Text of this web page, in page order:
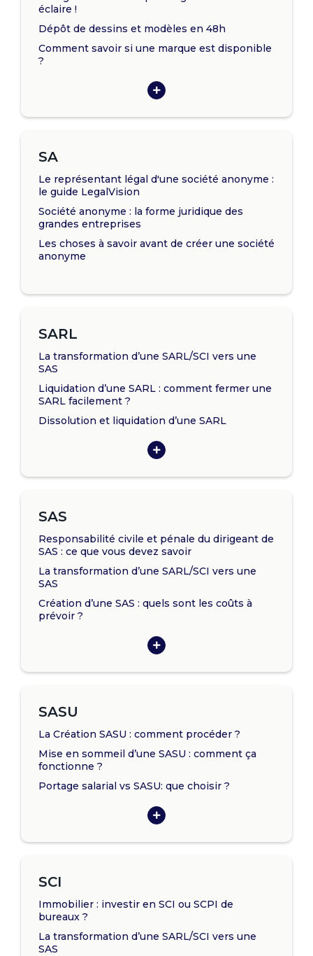
éclaire !
Dépôt de dessins et modèles en 48h
Comment savoir si une marque est disponible
?
SA
Le représentant légal d'une société anonyme :
le guide LegalVision
Société anonyme : la forme juridique des
grandes entreprises
Les choses à savoir avant de créer une société
anonyme
SARL
La transformation d’une SARL/SCI vers une
SAS
Liquidation d’une SARL : comment fermer une
SARL facilement ?
Dissolution et liquidation d’une SARL
SAS
Responsabilité civile et pénale du dirigeant de
SAS : ce que vous devez savoir
La transformation d’une SARL/SCI vers une
SAS
Création d’une SAS : quels sont les coûts à
prévoir ?
SASU
La Création SASU : comment procéder ?
Mise en sommeil d’une SASU : comment ça
fonctionne ?
Portage salarial vs SASU: que choisir ?
SCI
Immobilier : investir en SCI ou SCPI de
bureaux ?
La transformation d’une SARL/SCI vers une
SAS